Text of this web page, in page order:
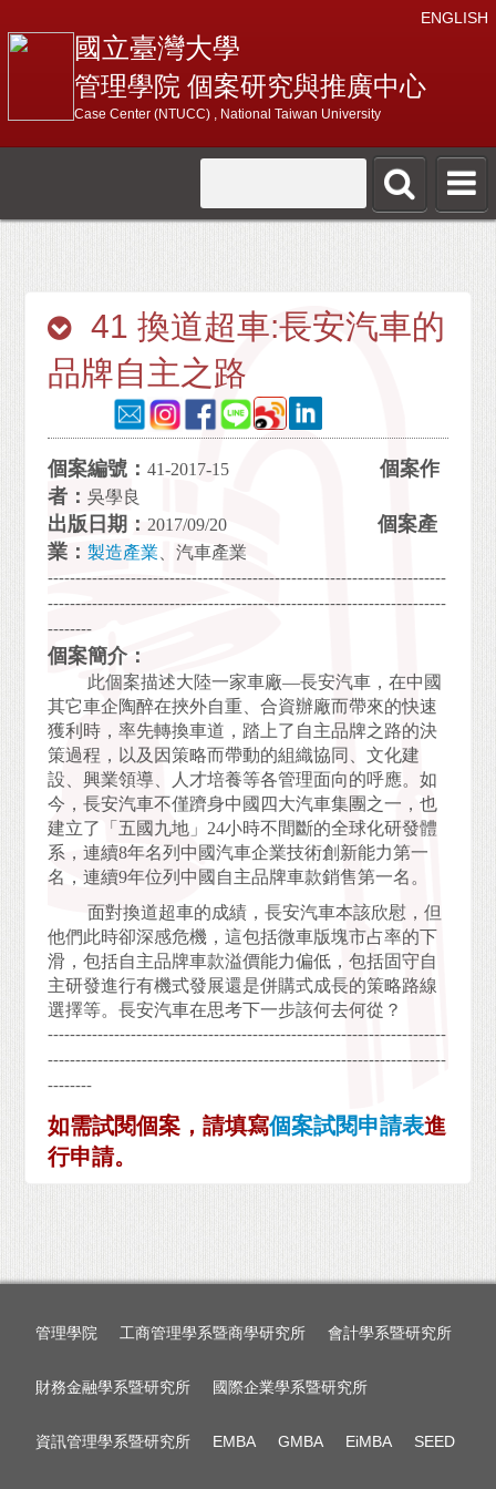
ENGLISH
國立臺灣大學
管理學院 個案研究與推廣中心
Case Center (NTUCC) , National Taiwan University
41 換道超車:長安汽車的
品牌自主之路
個案編號：41-2017-15個案作
者：吳學良
出版日期：2017/09/20個案產
業：製造產業 、汽車產業
------------------------------------------------------------------------
------------------------------------------------------------------------
--------
個案簡介：
此個案描述大陸一家車廠—長安汽車，在中國
其它車企陶醉在挾外自重、合資辦廠而帶來的快速
獲利時，率先轉換車道，踏上了自主品牌之路的決
策過程，以及因策略而帶動的組織協同、文化建
設、興業領導、人才培養等各管理面向的呼應。如
今，長安汽車不僅躋身中國四大汽車集團之一，也
建立了「五國九地」24小時不間斷的全球化研發體
系，連續8年名列中國汽車企業技術創新能力第一
名，連續9年位列中國自主品牌車款銷售第一名。
面對換道超車的成績，長安汽車本該欣慰，但
他們此時卻深感危機，這包括微車版塊市占率的下
滑，包括自主品牌車款溢價能力偏低，包括固守自
主研發進行有機式發展還是併購式成長的策略路線
選擇等。長安汽車在思考下一步該何去何從？
------------------------------------------------------------------------
------------------------------------------------------------------------
--------
如需試閱個案，請填寫個案試閱申請表進
行申請。
管理學院 工商管理學系暨商學研究所 會計學系暨研究所
財務金融學系暨研究所 國際企業學系暨研究所
資訊管理學系暨研究所 EMBA GMBA EiMBA SEED